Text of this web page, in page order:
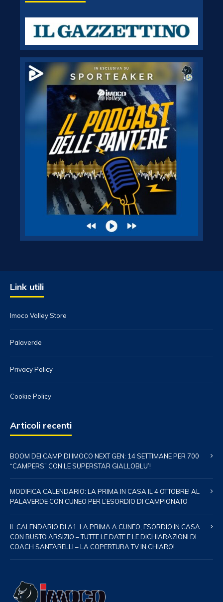
Link utili
Imoco Volley Store
Palaverde
Privacy Policy
Cookie Policy
Articoli recenti
BOOM DEI CAMP DI IMOCO NEXT GEN: 14 SETTIMANE PER 700
“CAMPERS” CON LE SUPERSTAR GIALLOBLU’!
MODIFICA CALENDARIO: LA PRIMA IN CASA IL 4 OTTOBRE! AL
PALAVERDE CON CUNEO PER L’ESORDIO DI CAMPIONATO
IL CALENDARIO DI A1: LA PRIMA A CUNEO, ESORDIO IN CASA
CON BUSTO ARSIZIO – TUTTE LE DATE E LE DICHIARAZIONI DI
COACH SANTARELLI – LA COPERTURA TV IN CHIARO!